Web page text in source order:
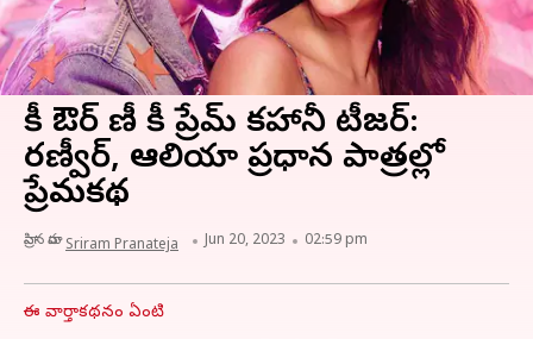
రాకీ ఔర్ రాణీ కీ ప్రేమ్ కహానీ టీజర్:
రణ్వీర్, ఆలియా ప్రధాన పాత్రల్లో
ప్రేమకథ
వ్రాసిన వారు Sriram Pranateja Jun 20, 2023 02:59 pm
ఈ వార్తాకథనం ఏంటి